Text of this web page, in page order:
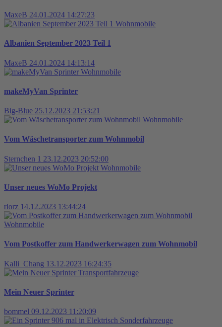
MaxeB 24.01.2024 14:27:23
Wohnmobile
Albanien September 2023 Teil 1
MaxeB 24.01.2024 14:13:14
Wohnmobile
makeMyVan Sprinter
Big-Blue 25.12.2023 21:53:21
Wohnmobile
Vom Wäschetransporter zum Wohnmobil
Sternchen 1 23.12.2023 20:52:00
Wohnmobile
Unser neues WoMo Projekt
rlorz 14.12.2023 13:44:24
Wohnmobile
Vom Postkoffer zum Handwerkerwagen zum Wohnmobil
Kalli_Chang 13.12.2023 16:24:35
Transportfahrzeuge
Mein Neuer Sprinter
bommel 09.12.2023 11:20:09
Sonderfahrzeuge